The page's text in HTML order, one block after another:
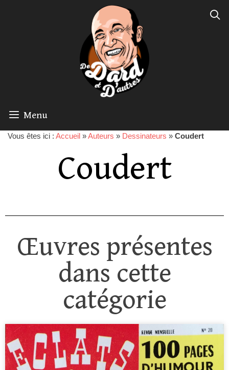
Menu
Vous êtes ici : Accueil »Auteurs » Dessinateurs » Coudert
Coudert
Œuvres présentes
dans cette
catégorie